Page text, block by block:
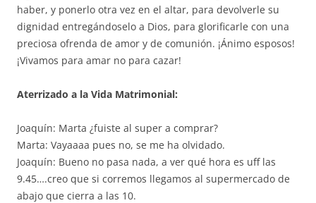
haber, y ponerlo otra vez en el altar, para devolverle su
dignidad entregándoselo a Dios, para glorificarle con una
preciosa ofrenda de amor y de comunión. ¡Ánimo esposos!
¡Vivamos para amar no para cazar!
Aterrizado a la Vida Matrimonial:
Joaquín: Marta ¿fuiste al super a comprar?
Marta: Vayaaaa pues no, se me ha olvidado.
Joaquín: Bueno no pasa nada, a ver qué hora es uff las
9.45….creo que si corremos llegamos al supermercado de
abajo que cierra a las 10.